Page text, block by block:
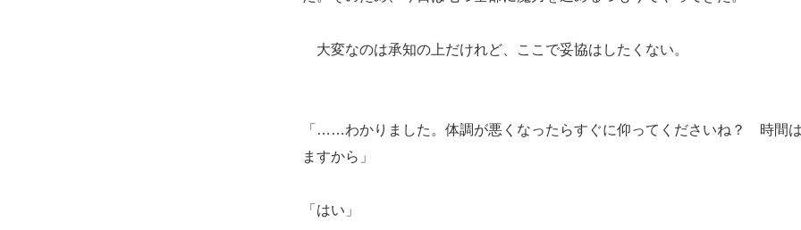
大変なのは承知の上だけれど、ここで妥協はしたくない。
「……わかりました。体調が悪くなったらすぐに仰ってくださいね？ 時間
ますから」
「はい」